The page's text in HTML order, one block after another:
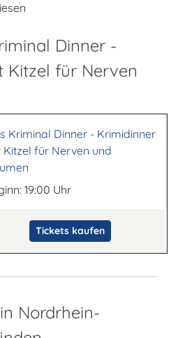
Dinner -
Kitzel für Nerven
Kriminal Dinner - Krimidinner
Kitzel für Nerven und
19:00 Uhr
Tickets kaufen
Nordrhein-